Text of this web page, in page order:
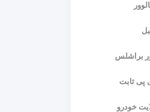
براشلس
پی ثابت
خودرو